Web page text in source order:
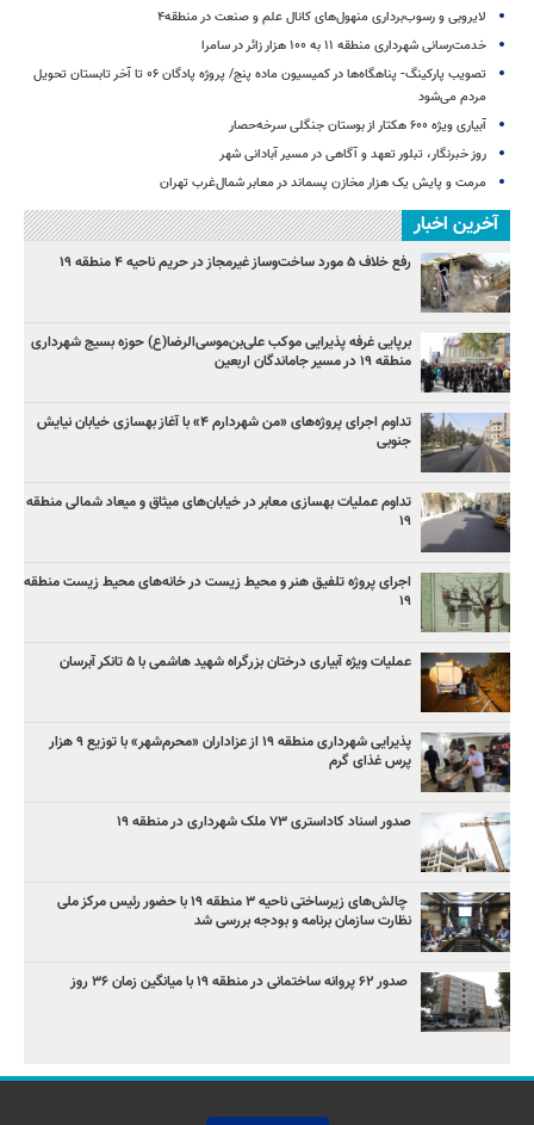
لایروبی و رسوب‌برداری منهول‌های کانال علم و صنعت در منطقه۴
خدمت‌رسانی شهرداری منطقه ۱۱ به ۱۰۰ هزار زائر در سامرا
تصویب پارکینگ- پناهگاه‌ها در کمیسیون ماده پنج/ پروژه پادگان ۰۶ تا آخر تابستان تحویل
مردم می‌شود
آبیاری ویژه ۶۰۰ هکتار از بوستان جنگلی سرخه‌حصار
روز خبرنگار، تبلور تعهد و آگاهی در مسیر آبادانی شهر
مرمت و پایش یک هزار مخازن پسماند در معابر شمال‌غرب تهران
آخرین اخبار
رفع خلاف ۵ مورد ساخت‌وساز غیرمجاز در حریم ناحیه ۴ منطقه ۱۹
برپایی غرفه پذیرایی موکب علی‌بن‌موسی‌الرضا(ع) حوزه بسیج شهرداری
منطقه ۱۹ در مسیر جاماندگان اربعین
تداوم اجرای پروژه‌های «من شهردارم ۴» با آغاز بهسازی خیابان نیایش
جنوبی
تداوم عملیات بهسازی معابر در خیابان‌های میثاق و میعاد شمالی منطقه
۱۹
اجرای پروژه تلفیق هنر و محیط زیست در خانه‌های محیط زیست منطقه
۱۹
عملیات ویژه آبیاری درختان بزرگراه شهید هاشمی با ۵ تانکر آبرسان
پذیرایی شهرداری منطقه ۱۹ از عزاداران «محرم‌شهر» با توزیع ۹ هزار
پرس غذای گرم
صدور اسناد کاداستری ۷۳ ملک شهرداری در منطقه ۱۹
چالش‌های زیرساختی ناحیه ۳ منطقه ۱۹ با حضور رئیس مرکز ملی
نظارت سازمان برنامه و بودجه بررسی شد
صدور ۶۲ پروانه ساختمانی در منطقه ۱۹ با میانگین زمان ۳۶ روز